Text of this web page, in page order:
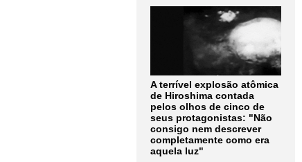
A terrível explosão atômica
de Hiroshima contada
pelos olhos de cinco de
seus protagonistas: "Não
consigo nem descrever
completamente como era
aquela luz"